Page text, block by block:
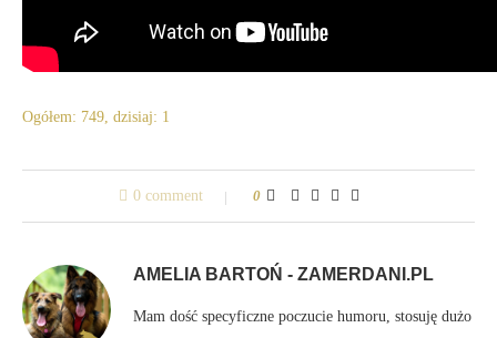
Ogółem: 749, dzisiaj: 1
0 comment 0
AMELIA BARTOŃ - ZAMERDANI.PL
Mam dość specyficzne poczucie humoru, stosuję dużo